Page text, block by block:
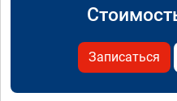
Записаться